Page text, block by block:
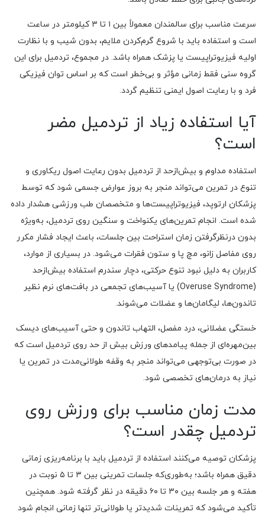
سرعت مناسب برای سالمندان معمولاً بین ۱ تا ۳ کیلومتر در ساعت
است و استفاده باید با شروع گرم‌کردن ملایم، بدون شیب و با نظارت
اولیه فیزیوتراپیست یا پزشک همراه باشد. در مجموع، تردمیل برای این
گروه سنی فقط زمانی مؤثر و بی‌خطر است که بر اساس توان فیزیکی
فرد و با رعایت اصول ایمنی تنظیم گردد.
آیا استفاده زیاد از تردمیل مضر
است؟
استفاده مداوم و بیش‌ازحد از تردمیل بدون رعایت اصول ریکاوری و
تنوع در تمرین می‌تواند منجر به بروز عوارض جسمی شود که توسط
پزشکان ارتوپد، فیزیوتراپیست‌ها و متخصصان طب ورزشی هشدار داده
شده است. انجام تمرین‌های یکنواخت و سنگین روی تردمیل، به‌ویژه
بدون درنظرگرفتن زمان استراحت بین جلسات، باعث ایجاد فشار مکرر
روی مفاصل زانو، مچ پا و ستون فقرات می‌شود. در بسیاری از موارد،
کاربران به دلیل نبود تنوع حرکتی، دچار سندرم استفاده بیش‌ازحد
(Overuse Syndrome) یا آسیب‌های تجمعی در بافت‌های نرم نظیر
تاندون‌ها، لیگامان‌ها و عضلات می‌شوند.
خستگی عضلانی، درد مفصل، التهاب تاندون و حتی آسیب‌های دیسک
بین‌مهره‌ای از جمله پیامدهای ورزش بیش از حد روی تردمیل است که
در صورت بی‌توجهی می‌تواند منجر به وقفه طولانی‌مدت در تمرین یا
نیاز به درمان‌های تخصصی شود.
مدت زمان مناسب برای ورزش روی
تردمیل چقدر است؟
پزشکان توصیه می‌کنند استفاده از تردمیل باید با برنامه‌ریزی زمانی
دقیق همراه باشد؛ به‌طوری‌که جلسات تمرینی بین ۳ تا ۵ نوبت در
هفته و هر جلسه بین ۳۰ تا ۶۰ دقیقه در نظر گرفته شود. همچنین
تأکید می‌شود که تمرینات شدیدتر یا طولانی‌تر تنها زمانی انجام شود